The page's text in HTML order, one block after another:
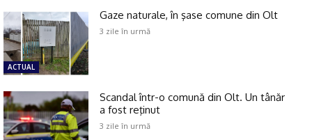
ACTUAL
Gaze naturale, în şase comune din Olt
3 zile în urmă
Scandal într-o comună din Olt. Un tânăr
a fost reţinut
3 zile în urmă